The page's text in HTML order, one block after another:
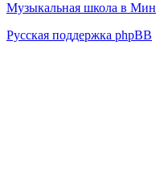
Музыкальная школа в
Русская поддержка phpBB